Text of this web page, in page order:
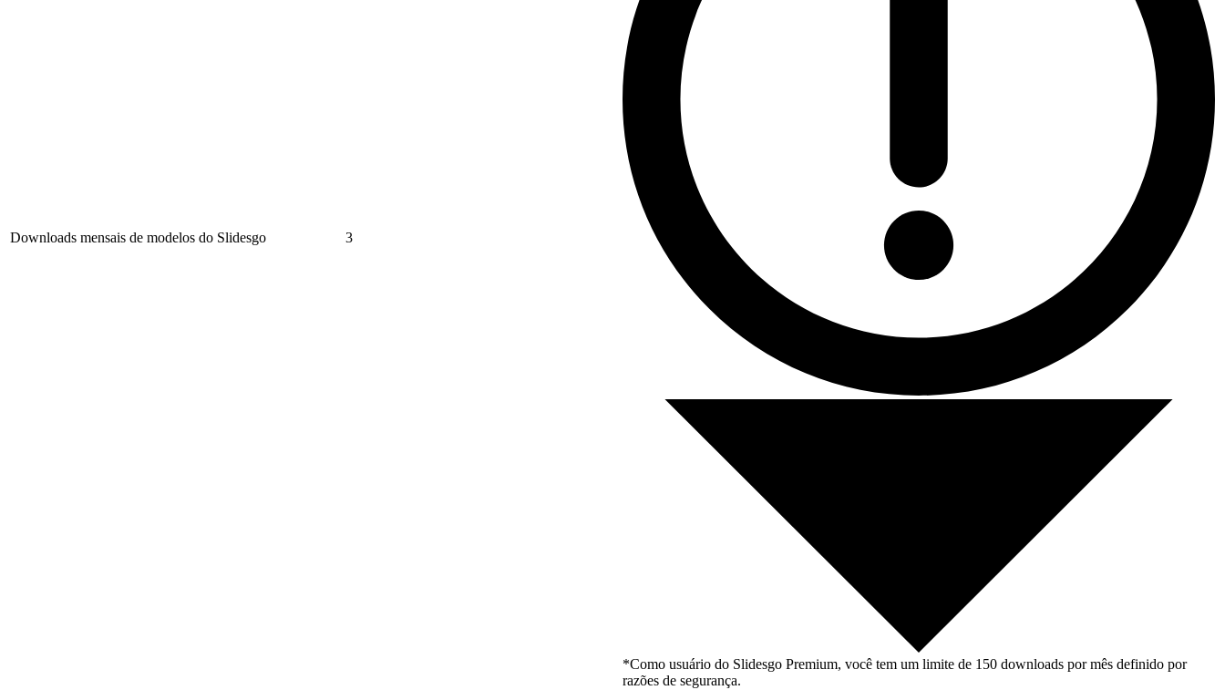
Downloads mensais de modelos do Slidesgo 3
*Como usuário do Slidesgo Premium, você tem um limite de 150 downloads por mês definido por
razões de segurança.